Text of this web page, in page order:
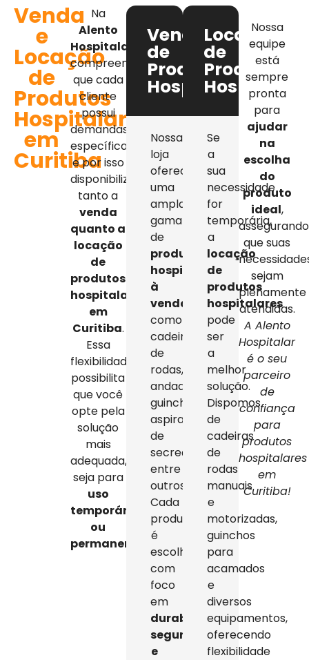
Venda
e
Locação
de
Produtos
Hospitalares
em
Curitiba
Na
Alento
Hospitalar
compreendemos
que cada
cliente
possui
demandas
específicas,
e por isso
disponibilizamos
tanto a
venda
quanto a
locação
de
produtos
hospitalares
em
Curitiba.
Essa
flexibilidade
possibilita
que você
opte pela
solução
mais
adequada,
seja para
uso
temporário
ou
permanente
Venda
de
Produtos
Hospitalares
Nossa
loja
oferece
uma
ampla
gama
de
produtos
hospitalares
à
venda
como
cadeiras
de
rodas,
andadores,
guinchos,
aspiradores
de
secreção,
entre
outros.
Cada
produto
é
escolhido
com
foco
em
durabilidade,
segurança
e
Locação
de
Produtos
Se
a
sua
necessidade
for
temporária,
a
locação
de
produtos
hospitalares
pode
ser
a
melhor
solução.
Dispomos
de
cadeiras
de
rodas
manuais
e
motorizadas,
guinchos
para
acamados
e
diversos
equipamentos,
oferecendo
flexibilidade
Nossa
equipe
está
sempre
pronta
para
ajudar
na
escolha
do
produto
ideal,
assegurando
que suas
sejam
plenamente
atendidas.
A Alento
Hospitalar
é o seu
parceiro
de
confiança
para
produtos
hospitalares
em
Curitiba!